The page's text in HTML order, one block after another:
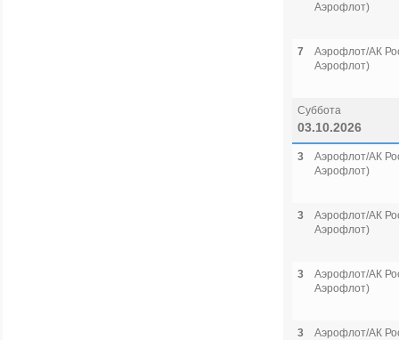
Аэрофлот)
7
Аэрофлот/АК
Аэрофлот)
Суббота
03.10.2026
3
Аэрофлот/АК
Аэрофлот)
3
Аэрофлот/АК
Аэрофлот)
3
Аэрофлот/АК
Аэрофлот)
3
Аэрофлот/АК